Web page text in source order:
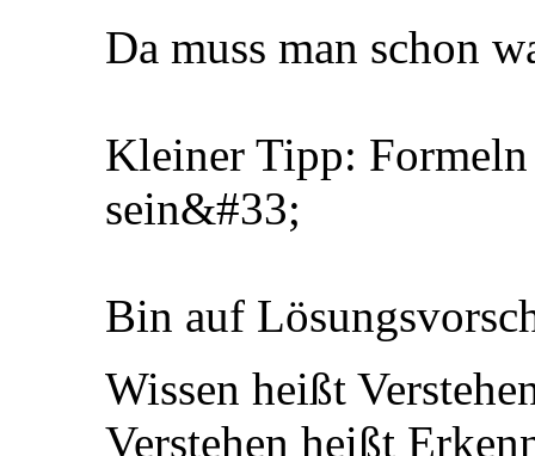
Da muss man schon
Kleiner Tipp:
sein&#33;
Bin auf
Wissen heißt
Verstehen heißt